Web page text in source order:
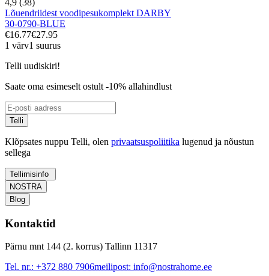
4,9 (38)
Lõuendriidest voodipesukomplekt DARBY
30-0790-BLUE
€16.77€27.95
1 värv1 suurus
Telli uudiskiri!
Saate oma esimeselt ostult -10% allahindlust
Telli
Klõpsates nuppu Telli, olen privaatsuspoliitika lugenud ja nõustun
sellega
Tellimisinfo
NOSTRA
Blog
Kontaktid
Pärnu mnt 144 (2. korrus) Tallinn 11317
Tel. nr.: +372 880 7906meilipost: info@nostrahome.ee